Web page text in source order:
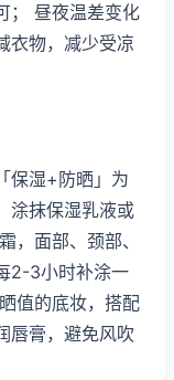
； 昼夜温差变化
衣物，减少受凉
保湿+防晒」为
涂抹保湿乳液或
，面部、颈部、
2-3小时补涂一
值的底妆，搭配
唇膏，避免风吹